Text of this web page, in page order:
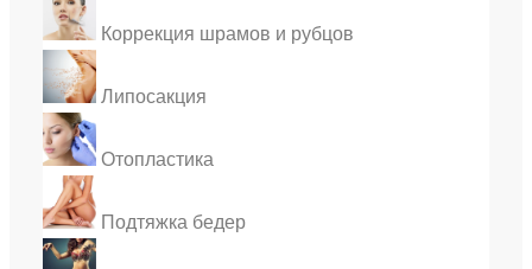
Коррекция шрамов и рубцов
Липосакция
Отопластика
Подтяжка бедер